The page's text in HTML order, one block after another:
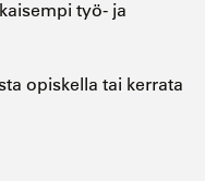
työ- ja
opiskella tai kerrata